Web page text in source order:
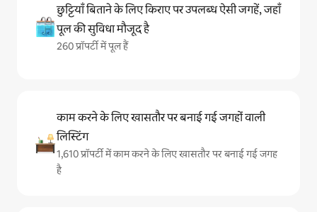
छुट्टियाँ बिताने के लिए किराए पर उपलब्ध ऐसी जगहें, जहाँ
पूल की सुविधा मौजूद है
260 प्रॉपर्टी में पूल हैं
काम करने के लिए खासतौर पर बनाई गई जगहों वाली
लिस्टिंग
1,610 प्रॉपर्टी में काम करने के लिए खासतौर पर बनाई गई जगह
है